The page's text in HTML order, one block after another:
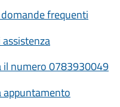
frequenti
il numero 0783930049
appuntamento